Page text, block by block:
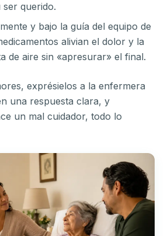
ser querido.
y bajo la guía del equipo de
alivian el dolor y la
de aire sin «apresurar» el final.
exprésielos a la enfermera
una respuesta clara, y
un mal cuidador, todo lo